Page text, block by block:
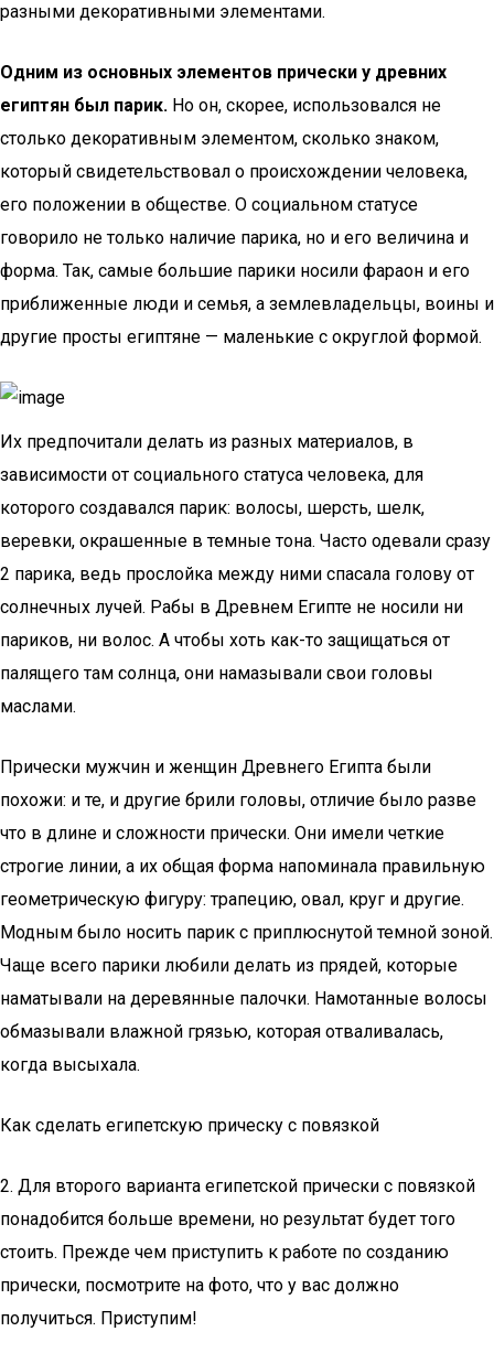
разными декоративными элементами.
Одним из основных элементов прически у древних
египтян был парик. Но он, скорее, использовался не
столько декоративным элементом, сколько знаком,
который свидетельствовал о происхождении человека,
его положении в обществе. О социальном статусе
говорило не только наличие парика, но и его величина и
форма. Так, самые большие парики носили фараон и его
приближенные люди и семья, а землевладельцы, воины и
другие просты египтяне — маленькие с округлой формой.
Их предпочитали делать из разных материалов, в
зависимости от социального статуса человека, для
которого создавался парик: волосы, шерсть, шелк,
веревки, окрашенные в темные тона. Часто одевали сразу
2 парика, ведь прослойка между ними спасала голову от
солнечных лучей. Рабы в Древнем Египте не носили ни
париков, ни волос. А чтобы хоть как-то защищаться от
палящего там солнца, они намазывали свои головы
маслами.
Прически мужчин и женщин Древнего Египта были
похожи: и те, и другие брили головы, отличие было разве
что в длине и сложности прически. Они имели четкие
строгие линии, а их общая форма напоминала правильную
геометрическую фигуру: трапецию, овал, круг и другие.
Модным было носить парик с приплюснутой темной зоной.
Чаще всего парики любили делать из прядей, которые
наматывали на деревянные палочки. Намотанные волосы
обмазывали влажной грязью, которая отваливалась,
когда высыхала.
Как сделать египетскую прическу с повязкой
2. Для второго варианта египетской прически с повязкой
понадобится больше времени, но результат будет того
стоить. Прежде чем приступить к работе по созданию
прически, посмотрите на фото, что у вас должно
получиться. Приступим!